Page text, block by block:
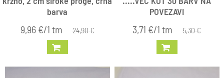
barva
9,96 €/1 tm 24,90 €
POVEZAVI
3,71 €/1 tm 5,30 €